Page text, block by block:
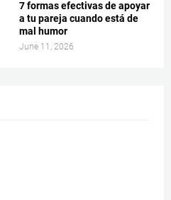
7 formas efectivas de apoyar
a tu pareja cuando está de
mal humor
June 11, 2026